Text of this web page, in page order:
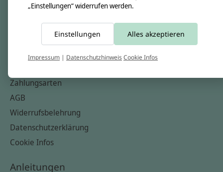
Informationen
Kontakt
Zahlungsarten
AGB
Widerrufsbelehrung
Datenschutzerklärung
Cookie Infos
Anleitungen
„Einstellungen“ widerrufen werden.
Einstellungen Alles akzeptieren
Impressum | DatenschutzhinweisCookie Infos